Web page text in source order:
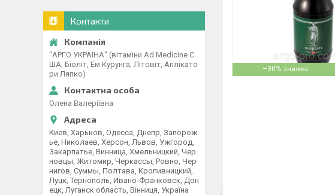
–30%
Контакти
"АРГО УКРАЇНА" (вітаміни Ad Medicine С
ША, Біоліт, Ем Курунга, Літовіт, Аплікато
ри Ляпко)
Олена Валеріївна
Киев, Харьков, Одесса, Днепр, Запорож
ье, Николаев, Херсон, Львов, Ужгород,
Закарпатье, Винница, Хмельницкий, Чер
новцы, Житомир, Черкассы, Ровно, Чер
нигов, Суммы, Полтава, Кропивницкий,
Луцк, Тернополь, Ивано-Франковск, Дон
ецк, Луганск область, Вінниця, Україна